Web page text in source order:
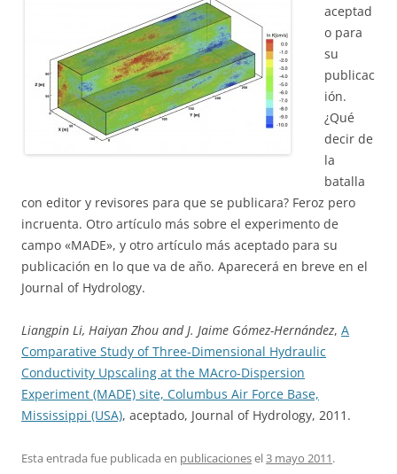
aceptad
o para
su
publicac
ión.
¿Qué
decir de
la
batalla
con editor y revisores para que se publicara? Feroz pero
incruenta. Otro artículo más sobre el experimento de
campo «MADE», y otro artículo más aceptado para su
publicación en lo que va de año. Aparecerá en breve en el
Journal of Hydrology.
Liangpin Li, Haiyan Zhou and J. Jaime Gómez-Hernández, A
Comparative Study of Three-Dimensional Hydraulic
Conductivity Upscaling at the MAcro-Dispersion
Experiment (MADE) site, Columbus Air Force Base,
Mississippi (USA), aceptado, Journal of Hydrology, 2011.
Esta entrada fue publicada en publicacionesel3 mayo 2011.